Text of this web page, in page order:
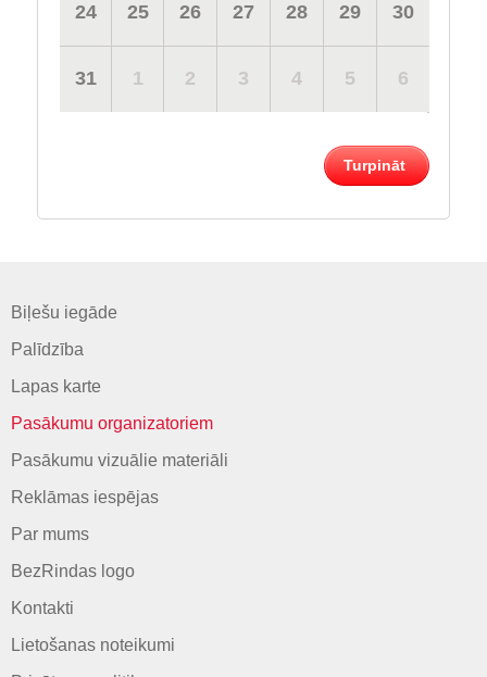
24 25 26 27 28 29 30
31 1 2 3 4 5 6
Turpināt
Biļešu iegāde
Palīdzība
Lapas karte
Pasākumu organizatoriem
Pasākumu vizuālie materiāli
Reklāmas iespējas
Par mums
BezRindas logo
Kontakti
Lietošanas noteikumi